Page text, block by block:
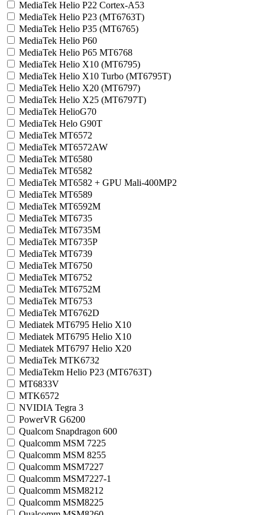
MediaTek Helio P22 Cortex-A53
MediaTek Helio P23 (MT6763T)
MediaTek Helio P35 (MT6765)
MediaTek Helio P60
MediaTek Helio P65 MT6768
MediaTek Helio X10 (MT6795)
MediaTek Helio X10 Turbo (MT6795T)
MediaTek Helio X20 (MT6797)
MediaTek Helio X25 (MT6797T)
MediaTek HelioG70
MediaTek Helo G90T
MediaTek MT6572
MediaTek MT6572AW
MediaTek MT6580
MediaTek MT6582
MediaTek MT6582 + GPU Mali-400MP2
MediaTek MT6589
MediaTek MT6592M
MediaTek MT6735
MediaTek MT6735M
MediaTek MT6735P
MediaTek MT6739
MediaTek MT6750
MediaTek MT6752
MediaTek MT6752M
MediaTek MT6753
MediaTek MT6762D
Mediatek MT6795 Helio X10
Mediatek MT6795 Helio X10
Mediatek MT6797 Helio X20
MediaTek MTK6732
MediaTekm Helio P23 (MT6763T)
MT6833V
MTK6572
NVIDIA Tegra 3
PowerVR G6200
Qualcom Snapdragon 600
Qualcomm MSM 7225
Qualcomm MSM 8255
Qualcomm MSM7227
Qualcomm MSM7227-1
Qualcomm MSM8212
Qualcomm MSM8225